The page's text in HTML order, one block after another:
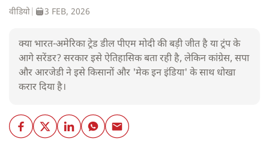
वीडियो 3 FEB, 2026
क्या भारत-अमेरिका ट्रेड डील पीएम मोदी की बड़ी जीत है या ट्रंप के
आगे सरेंडर? सरकार इसे ऐतिहासिक बता रही है, लेकिन कांग्रेस, सपा
और आरजेडी ने इसे किसानों और 'मेक इन इंडिया' के साथ धोखा
करार दिया है।